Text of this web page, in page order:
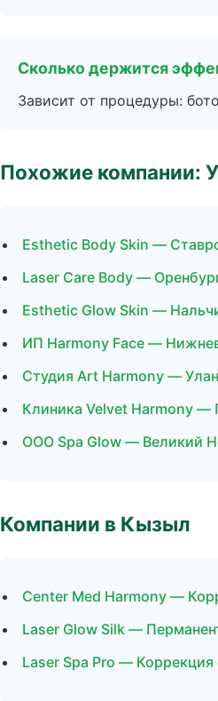
Сколько держится
Зависит от процедуры:
Похожие компании:
Esthetic Body Skin —
Laser Care Body —
Esthetic Glow Skin —
ИП Harmony Face —
Студия Art Harmony —
Клиника Velvet Harmony —
ООО Spa Glow — Великий
Компании в Кызыл
Center Med Harmony —
Laser Glow Silk —
Laser Spa Pro —